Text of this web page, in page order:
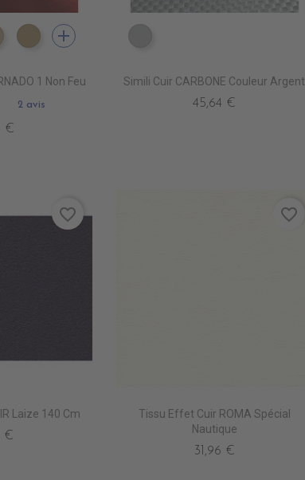
TURQUOISE
EN3020 FICELLE
EN3030 LIN
add
1 Non Feu
2 avis
€
Simili Cuir CARBONE Couleur Argent
45,64 €
Laize 140 Cm
€
favorite_border
Tissu Effet Cuir ROMA Spécial
Nautique
31,96 €
favorite_border